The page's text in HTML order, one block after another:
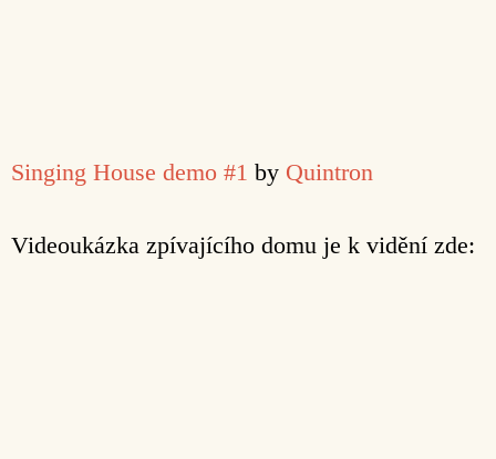
Singing House demo #1 by Quintron
Videoukázka zpívajícího domu je k vidění zde: